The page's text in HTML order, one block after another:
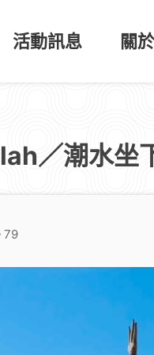
活動訊息 關
／潮水坐
79